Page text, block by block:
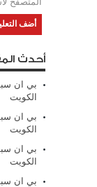
أحدث
الكويت
الكويت
الكويت